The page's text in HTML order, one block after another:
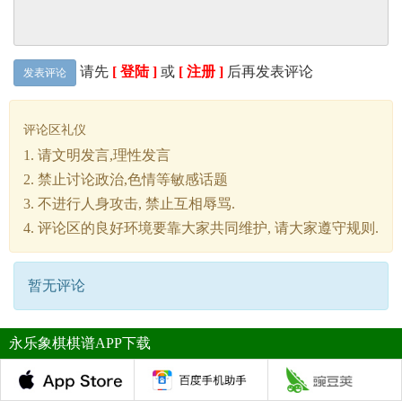
发表评论 请先 [ 登陆 ] 或 [ 注册 ] 后再发表评论
评论区礼仪
1. 请文明发言,理性发言
2. 禁止讨论政治,色情等敏感话题
3. 不进行人身攻击, 禁止互相辱骂.
4. 评论区的良好环境要靠大家共同维护, 请大家遵守规则.
暂无评论
永乐象棋棋谱APP下载